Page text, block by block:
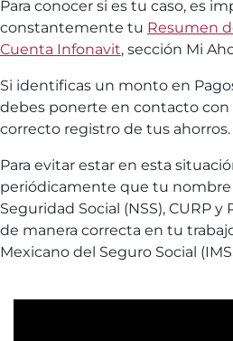
Para conocer si es tu caso, es
constantemente tu Resumen
Cuenta Infonavit, sección Mi
Si identificas un monto en
debes ponerte en contacto con
correcto registro de tus ahorros.
Para evitar estar en esta
periódicamente que tu
Seguridad Social (NSS), CURP
de manera correcta en tu
Mexicano del Seguro Social